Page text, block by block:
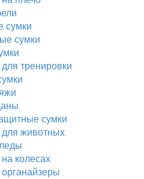
сумки
сумки
тренировки
сумки
животных
колесах